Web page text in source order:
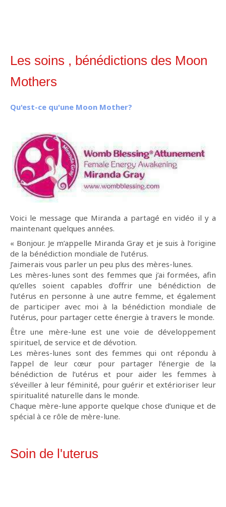
Les soins , bénédictions des Moon
Mothers
Qu'est-ce qu'une Moon Mother?
Voici le message que Miranda a partagé en vidéo il y a
maintenant quelques années.
« Bonjour. Je m’appelle Miranda Gray et je suis à l’origine
de la bénédiction mondiale de l’utérus.
J’aimerais vous parler un peu plus des mères-lunes.
Les mères-lunes sont des femmes que j’ai formées, afin
qu’elles soient capables d’offrir une bénédiction de
l’utérus en personne à une autre femme, et également
de participer avec moi à la bénédiction mondiale de
l’utérus, pour partager cette énergie à travers le monde.
Être une mère-lune est une voie de développement
spirituel, de service et de dévotion.
Les mères-lunes sont des femmes qui ont répondu à
l’appel de leur cœur pour partager l’énergie de la
bénédiction de l’utérus et pour aider les femmes à
s’éveiller à leur féminité, pour guérir et extérioriser leur
spiritualité naturelle dans le monde.
Chaque mère-lune apporte quelque chose d’unique et de
spécial à ce rôle de mère-lune.
Soin de l'uterus